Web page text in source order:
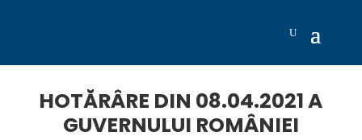
HOTĂRÂRE DIN 08.04.2021 A
GUVERNULUI ROMÂNIEI